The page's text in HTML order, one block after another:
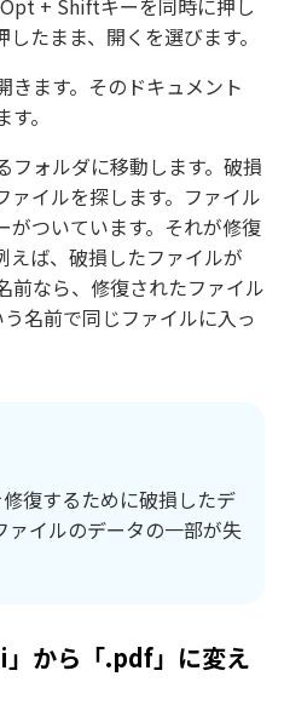
+ Shiftキーを同時に押し
たまま、開くを選びます。
きます。そのドキュメント
。
フォルダに移動します。破損
ァイルを探します。ファイル
がついています。それが修復
えば、破損したファイルが
前なら、修復されたファイル
名前で同じファイルに入っ
復するために破損したデ
ァイルのデータの一部が失
から「.pdf」に変え